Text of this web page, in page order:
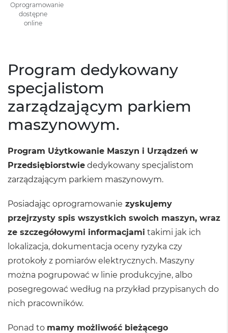
Oprogramowanie
dostępne
online
Program dedykowany
specjalistom
zarządzającym parkiem
maszynowym.
Program Użytkowanie Maszyn i Urządzeń w
Przedsiębiorstwie dedykowany specjalistom
zarządzającym parkiem maszynowym.
Posiadając oprogramowanie zyskujemy
przejrzysty spis wszystkich swoich maszyn, wraz
ze szczegółowymi informacjami takimi jak ich
lokalizacja, dokumentacja oceny ryzyka czy
protokoły z pomiarów elektrycznych. Maszyny
można pogrupować w linie produkcyjne, albo
posegregować według na przykład przypisanych do
nich pracowników.
Ponad to mamy możliwość bieżącego